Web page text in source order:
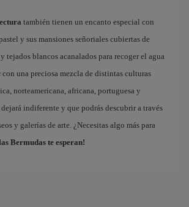
también tienen un encanto especial con
y sus mansiones señoriales cubiertas de
tejados blancos acanalados para recoger el agua
una preciosa mezcla de distintas culturas
norteamericana, africana, portuguesa y
indiferente y que podrás descubrir a través
y galerías de arte. ¿Necesitas algo más para
Bermudas te esperan!